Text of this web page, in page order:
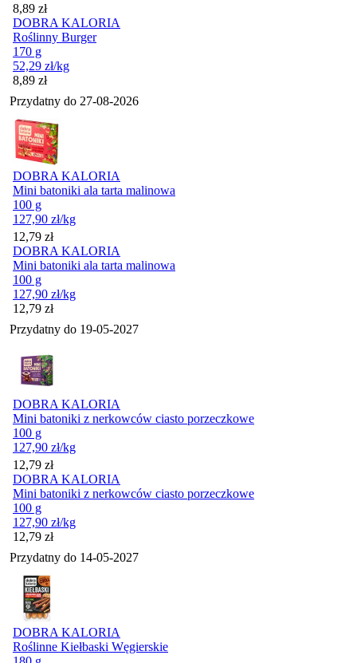
Cena
8,89 zł
DOBRA KALORIA
Roślinny Burger
170 g
52,29 zł/kg
Cena
8,89 zł
Przydatny do 27-08-2026
DOBRA KALORIA
Mini batoniki ala tarta malinowa
100 g
127,90 zł/kg
Cena
12,79 zł
DOBRA KALORIA
Mini batoniki ala tarta malinowa
100 g
127,90 zł/kg
Cena
12,79 zł
Przydatny do 19-05-2027
DOBRA KALORIA
Mini batoniki z nerkowców ciasto porzeczkowe
100 g
127,90 zł/kg
Cena
12,79 zł
DOBRA KALORIA
Mini batoniki z nerkowców ciasto porzeczkowe
100 g
127,90 zł/kg
Cena
12,79 zł
Przydatny do 14-05-2027
DOBRA KALORIA
Roślinne Kiełbaski Węgierskie